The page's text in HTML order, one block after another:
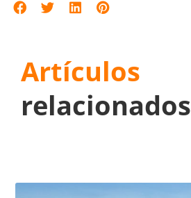
Artículos
relacionados